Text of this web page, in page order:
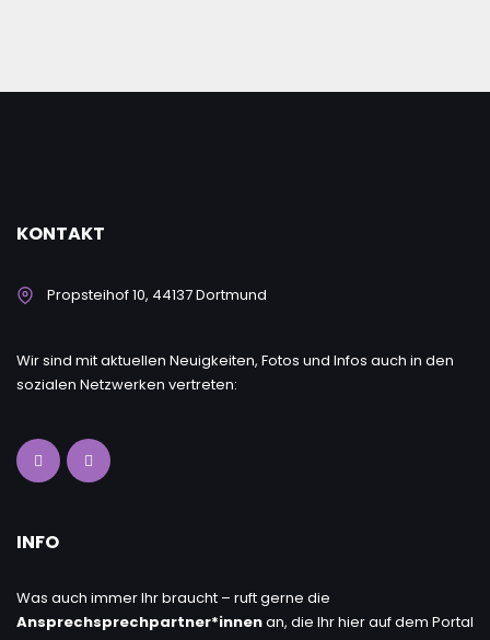
KONTAKT
Propsteihof 10, 44137 Dortmund
Wir sind mit aktuellen Neuigkeiten, Fotos und Infos auch in den
sozialen Netzwerken vertreten:
INFO
Was auch immer Ihr braucht – ruft gerne die
Ansprechsprechpartner*innenan, die Ihr hier auf dem Portal